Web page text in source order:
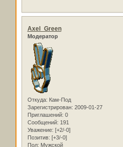
Axel_Green
Модератор
Откуда: Кам-Под
Зарегистрирован: 2009-01-27
Приглашений: 0
Сообщений: 191
Уважение: [+2/-0]
Позитив: [+3/-0]
Пол: Мужской